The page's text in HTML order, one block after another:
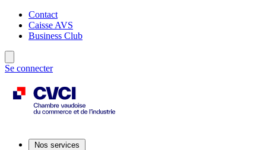
Contact
Caisse AVS
Business Club
Se connecter
Nos services